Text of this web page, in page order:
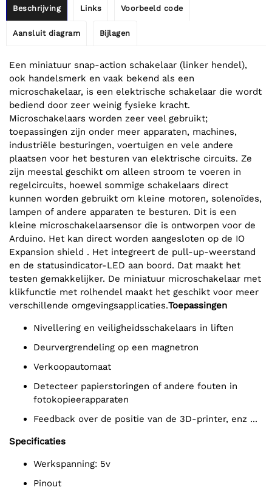
Beschrijving Links Voorbeeld code
Aansluit diagram Bijlagen
Een miniatuur snap-action schakelaar (linker hendel),
ook handelsmerk en vaak bekend als een
microschakelaar, is een elektrische schakelaar die wordt
bediend door zeer weinig fysieke kracht.
Microschakelaars worden zeer veel gebruikt;
toepassingen zijn onder meer apparaten, machines,
industriële besturingen, voertuigen en vele andere
plaatsen voor het besturen van elektrische circuits. Ze
zijn meestal geschikt om alleen stroom te voeren in
regelcircuits, hoewel sommige schakelaars direct
kunnen worden gebruikt om kleine motoren, solenoïdes,
lampen of andere apparaten te besturen. Dit is een
kleine microschakelaarsensor die is ontworpen voor de
Arduino. Het kan direct worden aangesloten op de IO
Expansion shield . Het integreert de pull-up-weerstand
en de statusindicator-LED aan boord. Dat maakt het
testen gemakkelijker. De miniatuur microschakelaar met
klikfunctie met rolhendel maakt het geschikt voor meer
verschillende omgevingsapplicaties.Toepassingen
Nivellering en veiligheidsschakelaars in liften
Deurvergrendeling op een magnetron
Verkoopautomaat
Detecteer papierstoringen of andere fouten in
fotokopieerapparaten
Feedback over de positie van de 3D-printer, enz ...
Specificaties
Werkspanning: 5v
Pinout